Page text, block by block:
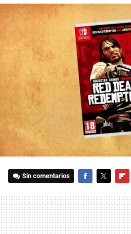
Sin comentarios